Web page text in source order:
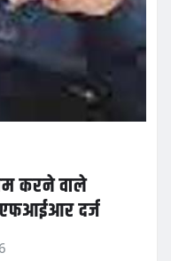
करने वाले
दर्ज